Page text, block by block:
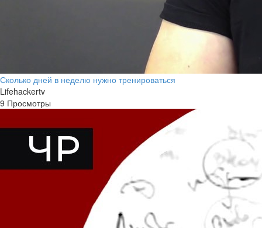
Сколько дней в неделю нужно тренироваться
Lifehackertv
9 Просмотры